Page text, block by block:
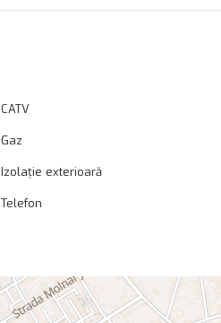
CATV
Gaz
Izolație exterioară
Telefon